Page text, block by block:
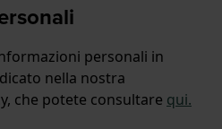
personali in
nella nostra
che potete consultare qui.